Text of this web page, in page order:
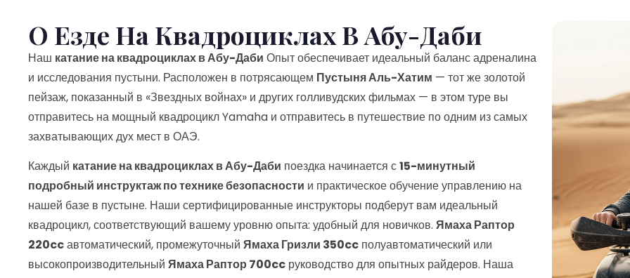
О Езде На Квадроциклах В Абу-Даби
Наш катание на квадроциклах в Абу-ДабиОпыт обеспечивает идеальный баланс адреналина
и исследования пустыни. Расположен в потрясающемПустыня Аль-Хатим — тот же золотой
пейзаж, показанный в «Звездных войнах» и других голливудских фильмах — в этом туре вы
отправитесь на мощный квадроцикл Yamaha и отправитесь в путешествие по одним из самых
захватывающих дух мест в ОАЭ.
подробный инструктаж по технике безопасностии практическое обучение управлению на
нашей базе в пустыне. Наши сертифицированные инструкторы подберут вам идеальный
квадроцикл, соответствующий вашему уровню опыта: удобный для новичков. Ямаха Раптор
220ccавтоматический, промежуточныйЯмаха Гризли 350cc полуавтоматический или
высокопроизводительныйЯмаха Раптор 700cc руководство для опытных райдеров. Наша
команда ежедневно проверяет все машины и оснащает каждую предохранительными